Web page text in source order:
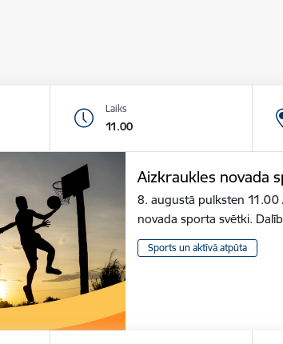
Laiks
11.00
Aizkraukles novada
8. augustā pulksten 11.00
novada sporta svētki.
Sports un aktīvā atpūta